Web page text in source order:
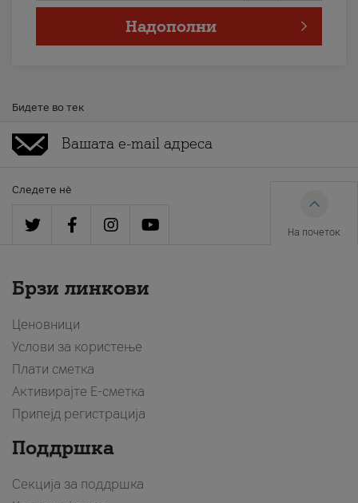
Надополни
Бидете во тек
Следете нè
На почеток
Брзи линкови
Ценовници
Услови за користење
Плати сметка
Активирајте Е-сметка
Припејд регистрација
Поддршка
Секција за поддршка